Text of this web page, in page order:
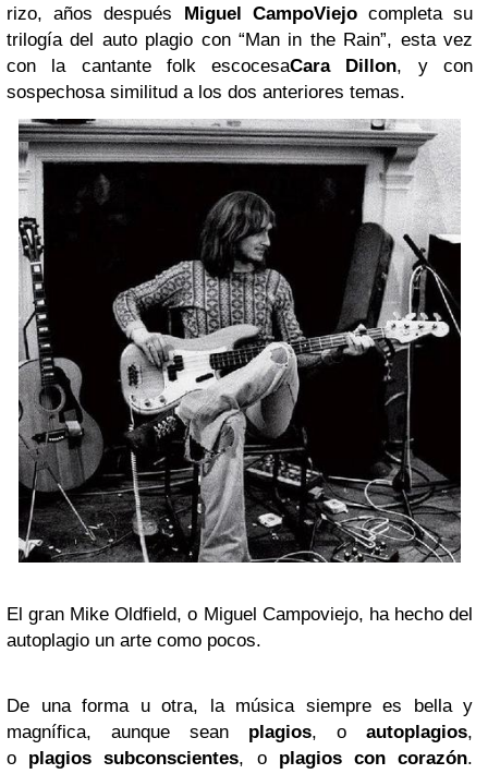
rizo, años después Miguel CampoViejocompleta su
trilogía del auto plagio con “Man in the Rain”, esta vez
con la cantante folk escocesaCara Dillon, y con
sospechosa similitud a los dos anteriores temas.
El gran Mike Oldfield, o Miguel Campoviejo, ha hecho del
autoplagio un arte como pocos.
De una forma u otra, la música siempre es bella y
magnífica, aunque sean plagios, o autoplagios,
o plagios subconscientes, o plagios con corazón.